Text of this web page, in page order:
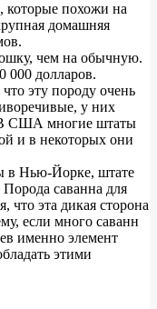
которые похожи на
домашняя
чем на обычную.
000 долларов.
эту породу очень
у них
В США многие штаты
и в некоторых они
в Нью-Йорке, штате
саванна для
что эта дикая сторона
если много саванн
именно элемент
этими